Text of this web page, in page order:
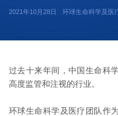
2021年10月28日 环球生命科学及医
过去十来年间，中国生命科
高度监管和注视的行业。
环球生命科学及医疗团队作